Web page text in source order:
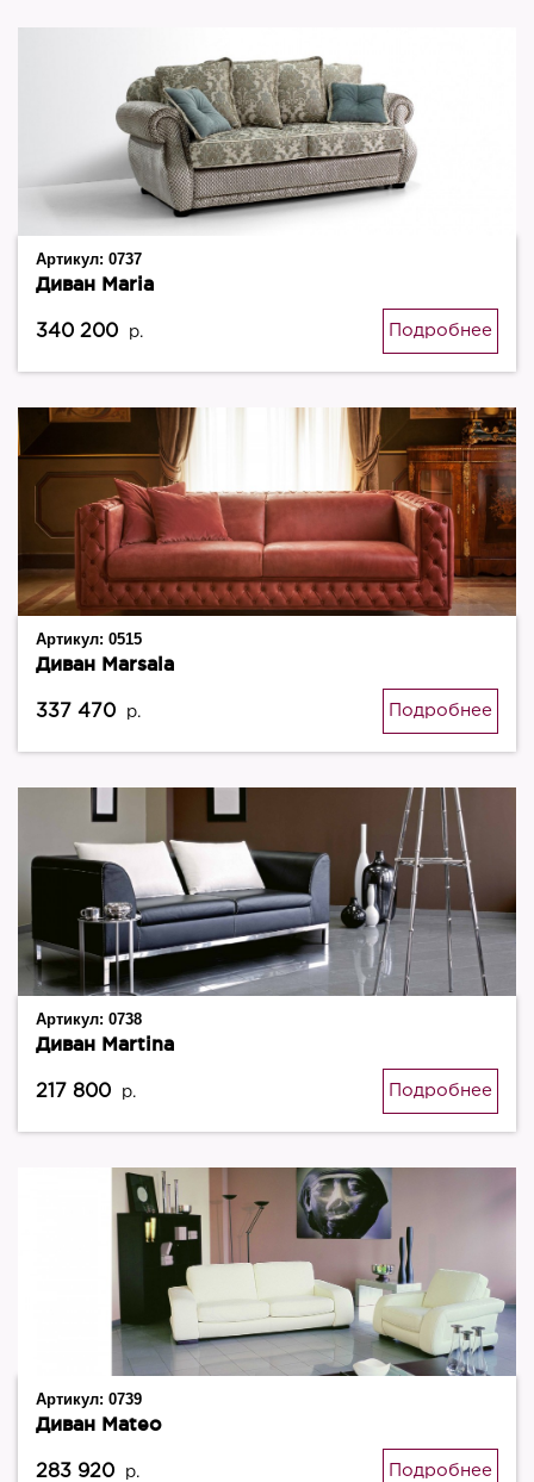
Артикул: 0737
Диван Maria
340 200 р. Подробнее
Артикул: 0515
Диван Marsala
337 470 р. Подробнее
Артикул: 0738
Диван Martina
217 800 р. Подробнее
Артикул: 0739
Диван Mateo
283 920 р. Подробнее